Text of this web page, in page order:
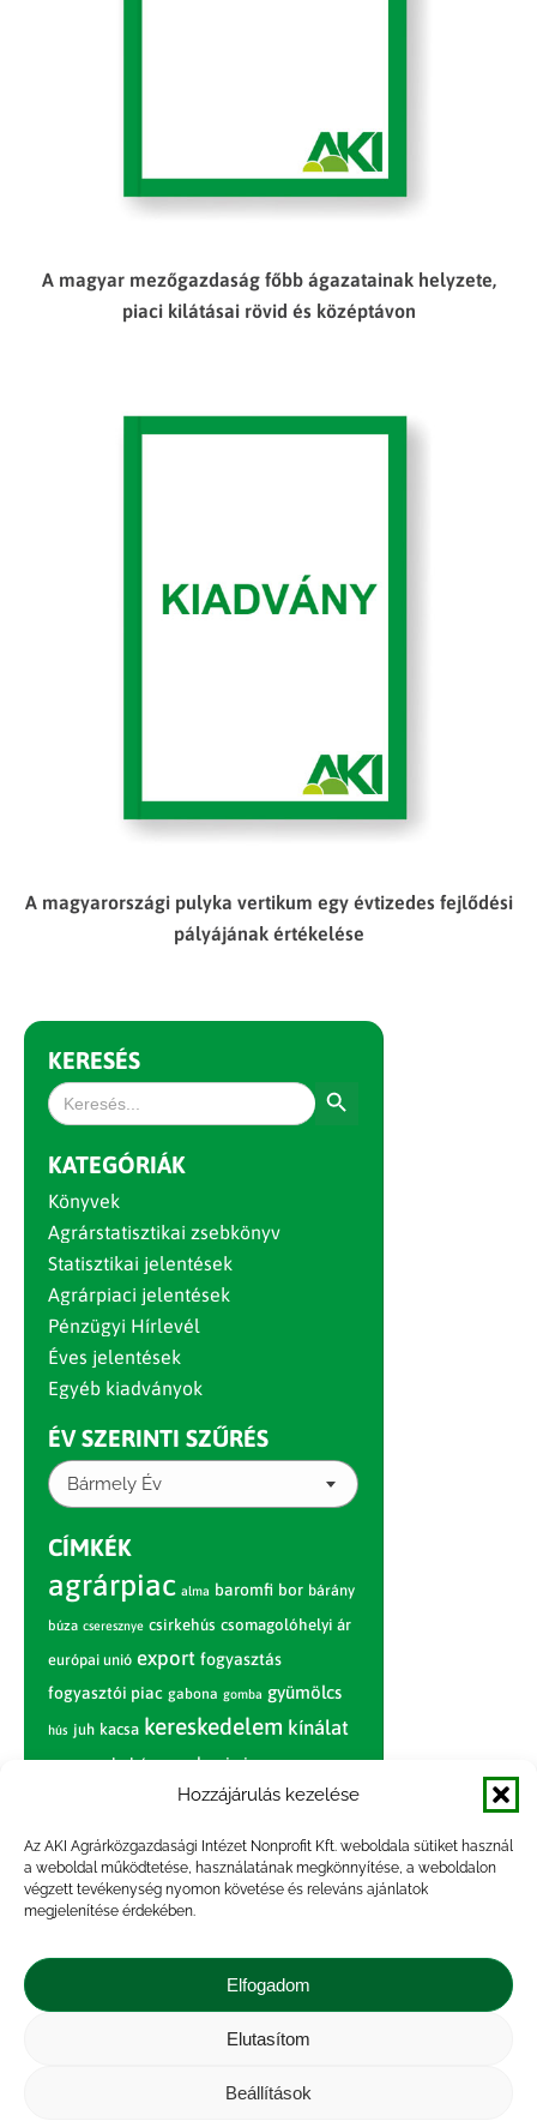
Hozzájárulás kezelése
Az AKI Agrárközgazdasági Intézet Nonprofit Kft. weboldala sütiket használ
a weboldal működtetése, használatának megkönnyítése, a weboldalon
végzett tevékenység nyomon követése és releváns ajánlatok
megjelenítése érdekében.
Elfogadom
Elutasítom
Beállítások
A magyar mezőgazdaság főbb ágazatainak helyzete,
piaci kilátásai rövid és középtávon
A magyarországi pulyka vertikum egy évtizedes fejlődési
pályájának értékelése
KERESÉS
Search
for:
KATEGÓRIÁK
Könyvek
Agrárstatisztikai zsebkönyv
Statisztikai jelentések
Agrárpiaci jelentések
Pénzügyi Hírlevél
Éves jelentések
Egyéb kiadványok
ÉV SZERINTI SZŰRÉS
Bármely Év
CÍMKÉK
agrárpiac alma baromfi bor bárány
búza cseresznye csirkehús csomagolóhelyi ár
európai unió export fogyasztás
fogyasztói piac gabona gomba gyümölcs
hús juh kacsa kereskedelem kínálat
körte marhahús nagybani piac narancs
nemzetközi árinformációk
paradicsom piac piaci jelentés
pulyka pulykahús sertés sertéshús
szarvasmarha termelés
termelői
zöldség árak
átlagárértékesítési ár